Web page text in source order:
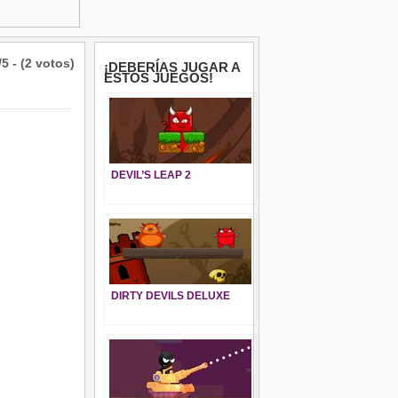
5 - (2 votos) ¡DEBERÍAS JUGAR A
ESTOS JUEGOS!
DEVIL’S LEAP 2
DIRTY DEVILS DELUXE